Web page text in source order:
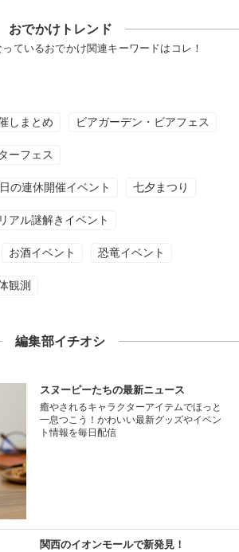
おでかけトレンド
ているおでかけ関連キーワードはコレ！
しまとめ ビアガーデン・ビアフェス
ーフェス
の連休開催イベント 七夕まつり
リアル謎解きイベント
お酒イベント 恐竜イベント
観測
編集部イチオシ
スヌーピーたちの最新ニュース
癒やされるキャラクターアイテムでほっと
一息つこう！かわいい最新グッズやイベン
ト情報を毎日配信
関西のイオンモールで新発見！